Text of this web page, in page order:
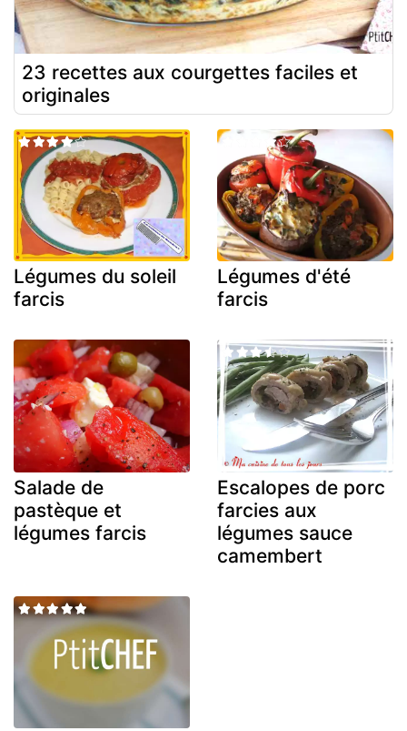
23 recettes aux courgettes faciles et
originales
Légumes du soleil
farcis
Légumes d'été
farcis
Salade de
pastèque et
légumes farcis
Escalopes de porc
farcies aux
légumes sauce
camembert